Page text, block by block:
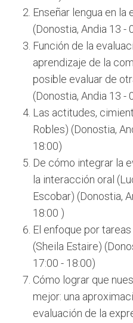
Enseñar lengua en la
(Donostia, Andia 13 -
Función de la
aprendizaje de la
posible evaluar de
(Donostia, Andia 13 -
Las actitudes,
Robles) (Donostia,
18:00)
De cómo integrar la
la interacción oral
Escobar) (Donostia,
18:00 )
El enfoque por
(Sheila Estaire)
17:00 - 18:00)
Cómo lograr que
mejor: una
evaluación de la